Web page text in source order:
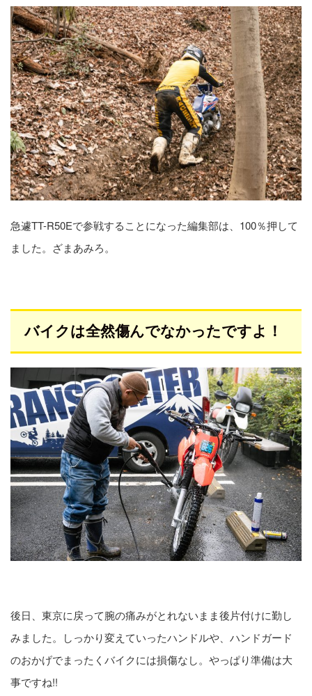
急遽TT-R50Eで参戦することになった編集部は、100％押して
ました。ざまあみろ。
バイクは全然傷んでなかったですよ！
後日、東京に戻って腕の痛みがとれないまま後片付けに勤し
みました。しっかり変えていったハンドルや、ハンドガード
のおかげでまったくバイクには損傷なし。やっぱり準備は大
事ですね!!